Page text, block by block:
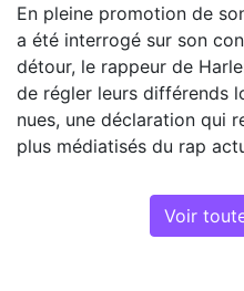
En pleine promotion de
a été interrogé sur son
détour, le rappeur de
de régler leurs différends
nues, une déclaration qui
plus médiatisés du rap
Voir